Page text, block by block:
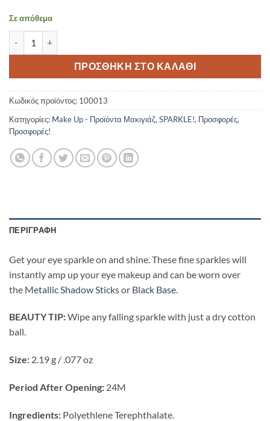
Σε απόθεμα
ΠΡΟΣΘΉΚΗ ΣΤΟ ΚΑΛΆΘΙ
Κωδικός προϊόντος: 100013
Κατηγορίες: Make Up - Προϊόντα Μακιγιάζ, SPARKLE!, Προσφορές,
Προσφορές!
ΠΕΡΙΓΡΑΦΉ
Get your eye sparkle on and shine. These fine sparkles will
instantly amp up your eye makeup and can be worn over
the Metallic Shadow Sticksor Black Base
BEAUTY TIP:Wipe any falling sparkle with just a dry cotton
ball.
Size: 2.19 g / .077 oz
Period After Opening: 24M
Ingredients: Polyethlene Terephthalate.